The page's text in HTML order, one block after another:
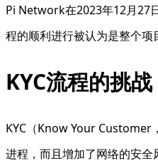
Pi Network在2023年12月27
程的顺利进行被认为是整个项
KYC流程的挑战
KYC（Know Your Customer
进程，而且增加了网络的安全